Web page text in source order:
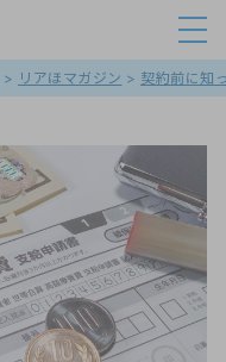
> リアほマガジン > 契約前に知